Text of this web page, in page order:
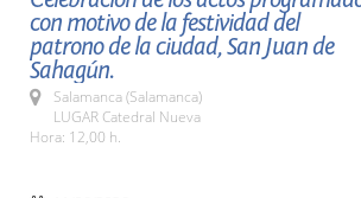
con motivo de la festividad del
patrono de la ciudad, San Juan de
Sahagún.
Salamanca (Salamanca)
LUGAR Catedral Nueva
Hora: 12,00 h.